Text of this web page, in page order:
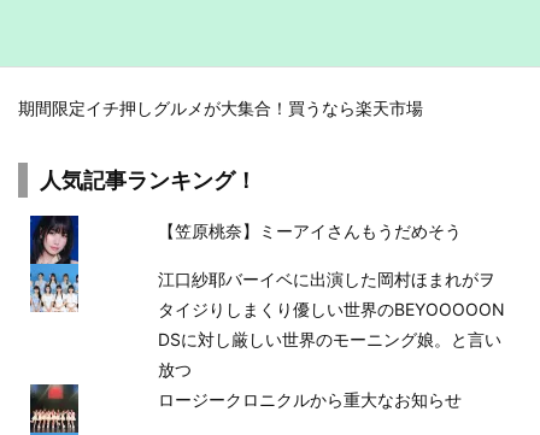
期間限定イチ押しグルメが大集合！買うなら楽天市場
人気記事ランキング！
【笠原桃奈】ミーアイさんもうだめそう
江口紗耶バーイベに出演した岡村ほまれがヲ
タイジりしまくり優しい世界のBEYOOOOON
DSに対し厳しい世界のモーニング娘。と言い
放つ
ロージークロニクルから重大なお知らせ